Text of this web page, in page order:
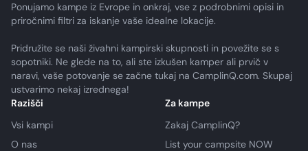
Ponujamo kampe iz Evrope in onkraj, vse z podrobnimi opisi in
priročnimi filtri za iskanje vaše idealne lokacije.
Pridružite se naši živahni kampirski skupnosti in povežite se s
sopotniki. Ne glede na to, ali ste izkušen kamper ali prvič v
naravi, vaše potovanje se začne tukaj na CamplinQ.com. Skupaj
ustvarimo nekaj izrednega!
Razišči
Vsi kampi
O nas
Za kampe
Zakaj CamplinQ?
List your campsite NOW